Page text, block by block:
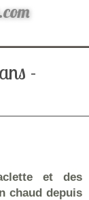
-
et des
chaud depuis